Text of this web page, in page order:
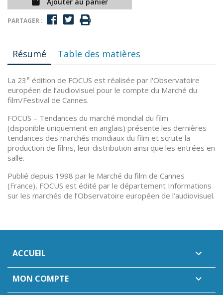
PARTAGER :
Résumé Table des matières
La 23 e édition de FOCUS est réalisée par l'Observatoire
européen de l’audiovisuel pour le compte du Marché du
film/Festival de Cannes.
FOCUS – Tendances du marché mondial du film
(disponible uniquement en anglais) présente les dernières
tendances des marchés mondiaux du film et scrute la
production de films, leur distribution ainsi que les entrées en
salle.
Publié depuis 1998 par le Marché du film de Cannes
(France), FOCUS est édité par le département Informations
sur les marchés de l’Observatoire européen de l’audiovisuel.
ACCUEIL 
MON COMPTE 